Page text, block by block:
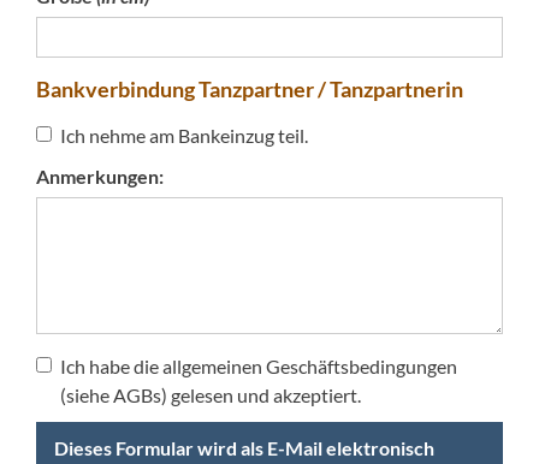
Bankverbindung Tanzpartner / Tanzpartnerin
Ich nehme am Bankeinzug teil.
Anmerkungen:
Ich habe die allgemeinen Geschäftsbedingungen
(siehe AGBs) gelesen und akzeptiert.
Dieses Formular wird als E-Mail elektronisch